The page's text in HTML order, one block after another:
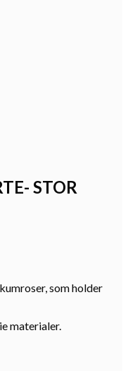
STOR
som holder
materialer.